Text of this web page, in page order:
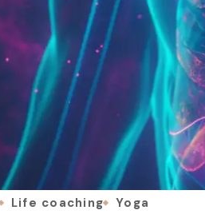
Life coaching Yoga